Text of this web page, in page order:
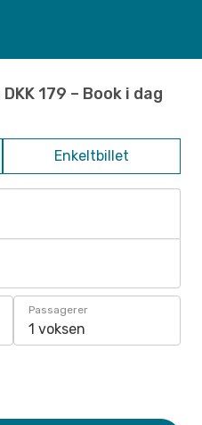
179 – Book i dag
Enkeltbillet
Passagerer
1 voksen